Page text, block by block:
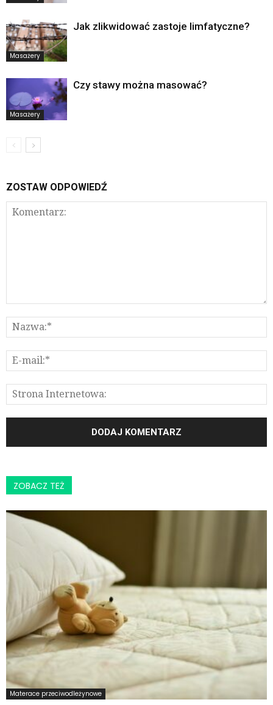
Masażery
Jak zlikwidować zastoje limfatyczne?
Masażery
Czy stawy można masować?
ZOSTAW ODPOWIEDŹ
ZOBACZ TEŻ
Materace przeciwodleżynowe